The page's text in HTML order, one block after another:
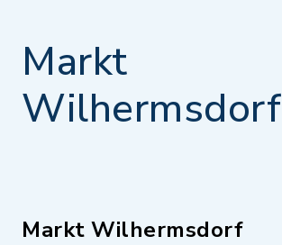
Markt
Wilhermsdorf
Markt Wilhermsdorf